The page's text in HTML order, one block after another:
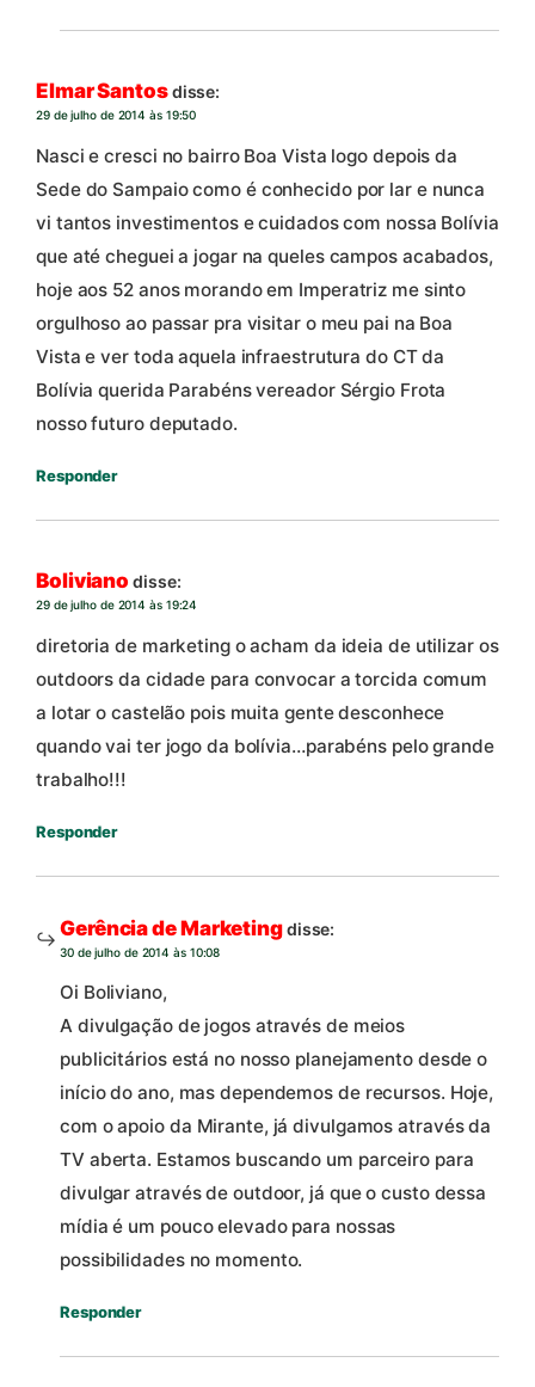
Elmar Santosdisse:
29 de julho de 2014 às 19:50
Nasci e cresci no bairro Boa Vista logo depois da
Sede do Sampaio como é conhecido por lar e nunca
vi tantos investimentos e cuidados com nossa Bolívia
que até cheguei a jogar na queles campos acabados,
hoje aos 52 anos morando em Imperatriz me sinto
orgulhoso ao passar pra visitar o meu pai na Boa
Vista e ver toda aquela infraestrutura do CT da
Bolívia querida Parabéns vereador Sérgio Frota
nosso futuro deputado.
Responder
Boliviano disse:
29 de julho de 2014 às 19:24
diretoria de marketing o acham da ideia de utilizar os
outdoors da cidade para convocar a torcida comum
a lotar o castelão pois muita gente desconhece
quando vai ter jogo da bolívia…parabéns pelo grande
trabalho!!!
Responder
Gerência de Marketingdisse:
30 de julho de 2014 às 10:08
Oi Boliviano,
A divulgação de jogos através de meios
publicitários está no nosso planejamento desde o
início do ano, mas dependemos de recursos. Hoje,
com o apoio da Mirante, já divulgamos através da
TV aberta. Estamos buscando um parceiro para
divulgar através de outdoor, já que o custo dessa
mídia é um pouco elevado para nossas
possibilidades no momento.
Responder